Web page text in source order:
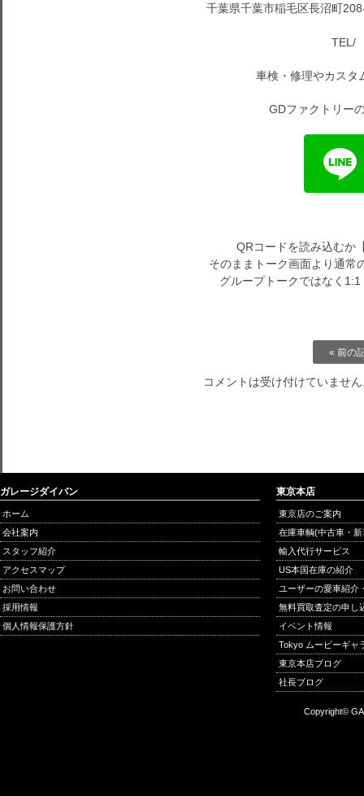
千葉県千葉市稲毛区長沼町
TEL/
車検・修理やカスタ
GDファクトリー
QRコードを読み込むか
そのままトーク画面より通常
グループトークではなく
« 前の
コメントは受け付けていませ
ガレージダイバン
ホーム
会社案内
スタッフ紹介
アクセスマップ
お問い合わせ
採用情報
個人情報保護方針
東京本店
東京店のご案内
在庫車輌(中古車・
輸入代行サービス
US本国在庫の紹介
ユーザーの愛車紹介
無料買取査定の申し
イベント情報
Tokyo ムービーギャ
東京本店ブログ
社長ブログ
Copyright©